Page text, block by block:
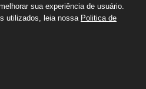
sua experiência de usuário.
utilizados, leia nossa Politica de